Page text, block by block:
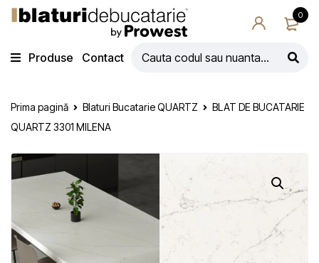
0
Produse Contact
Prima pagină Blaturi Bucatarie QUARTZ
BLAT DE BUCATARIE
QUARTZ 3301 MILENA